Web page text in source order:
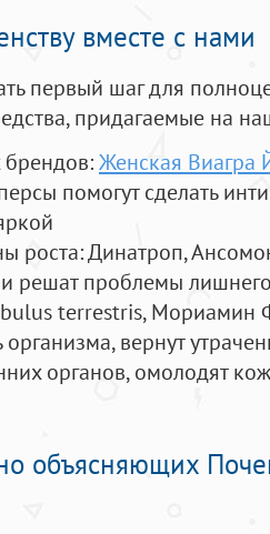
вместе с нами
первый шаг для
придагаемые на
Женская Виагра
помогут сделать
роста: Динатроп,
решат проблемы
terrestris, Мориамин
вернут
органов, омолодят
объясняющих